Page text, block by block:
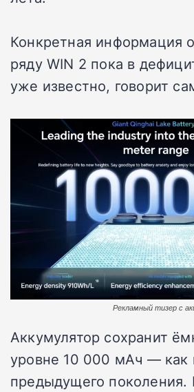
Конкретная информация
ряду WIN 2 пока в
уже известно, говорит
Рекламный тизер с
Аккумулятор сохранит
уровне 10 000 мАч — как
предыдущего поколения.